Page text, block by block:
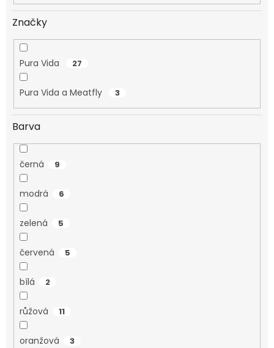
Značky
Pura Vida 27
Pura Vida a Meatfly 3
Barva
černá 9
modrá 6
zelená 5
červená 5
bílá 2
růžová 11
oranžová 3